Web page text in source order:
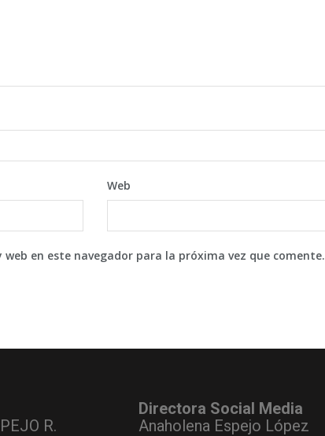
Web
en este navegador para la próxima vez que comente.
R.
Directora Social Media
Anaholena Espejo López